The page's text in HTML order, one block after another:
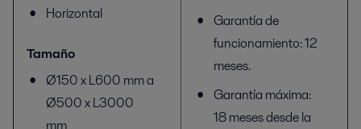
Horizontal
Tamaño
Ø150 x L600 mm a
Ø500 x L3000
Garantía de
funcionamiento: 12
meses.
Garantía máxima:
18 meses desde la